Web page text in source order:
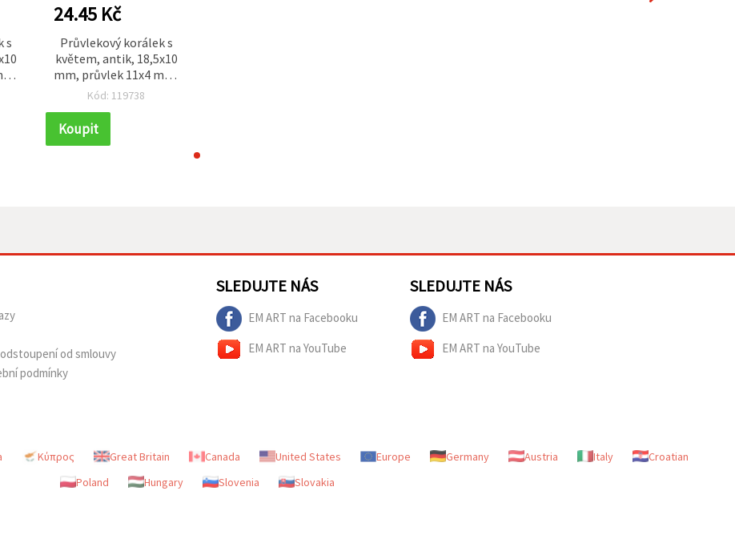
s
24.45 Kč
Průvlekový korálek s
květem, antik, 18,5x10
mm, průvlek 11x4 mm,
hnědý, 50 g (~68 ks)
Kód: 119738
Koupit
od smlouvy
podmínky
SLEDUJTE NÁS
EM ART na Facebooku
EM ART na YouTube
SLEDUJTE NÁS
EM ART na Facebooku
EM ART na YouTube
Κύπρος Great Britain Canada United States Europe Germany Austria Italy
Croatian
Poland
Hungary Slovenia Slovakia